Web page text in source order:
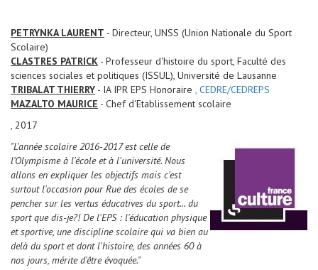
PETRYNKA LAURENT - Directeur, UNSS (Union Nationale du Sport
Scolaire)
CLASTRES PATRICK - Professeur d'histoire du sport, Faculté des
sciences sociales et politiques (ISSUL), Université de Lausanne
TRIBALAT THIERRY - IA IPR EPS Honoraire , CEDRE/CEDREPS
MAZALTO MAURICE - Chef d'Etablissement scolaire
, 2017
"L'année scolaire 2016-2017 est celle de
l'Olympisme à l'école et à l'université. Nous
allons en expliquer les objectifs mais c'est
surtout l'occasion pour Rue des écoles de se
pencher sur les vertus éducatives du sport... du
sport que dis-je?! De l'EPS : l'éducation physique
et sportive, une discipline scolaire qui va bien au
delà du sport et dont l'histoire, des années 60 à
nos jours, mérite d'être évoquée."